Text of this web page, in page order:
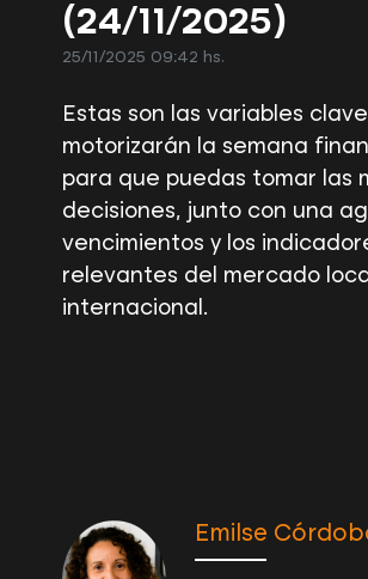
(24/11/2025)
25/11/2025 09:42 hs.
Estas son las variables
motorizarán la semana
para que puedas tomar las
decisiones, junto con una
vencimientos y los
relevantes del mercado
internacional.
Emilse